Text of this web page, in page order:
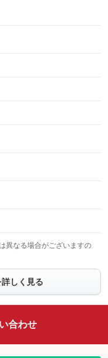
備なし
ロントカメラ
備なし
備なし
フレール
備なし
備なし
異なる場合がございますの
しく見る
合わせ